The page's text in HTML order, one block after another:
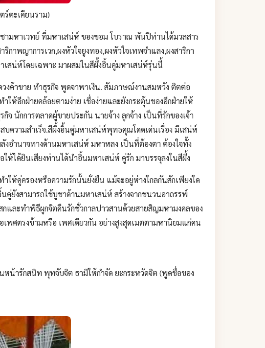
ร์ตะเคียนราม)
ามหาเวทย์ ที่มหาเสน่ห์ ของขอม โบราณ พันปีท่านได้มวลสาร
าพญาการเวก,ผงหัวใจยูงทอง,ผงหัวใจเทพจำแลง,ผงสาริกา
เสน่ห์โดยเฉพาะ มาผสมในสีผึ้งอิ้นคู่มหาเสน่ห์รุ่นนี้
งค้าขาย ทำธุรกิจ พูดจาพาเงิน. สัมภาษณ์งานสมหวัง ติตต่อ
ห้อีกฝ่ายคล้อยตามง่าย เชื่อง่ายและยังกระตุ้นของอีกฝ่ายให้
จ นักการตลาดผู้ขายประกัน นายจ้าง ลูกจ้าง เป็นที่รักของเจ้า
บความสำเร็จ.สีผึ้งอิ้นคู่มหาเสน่ห์พุทธคุณโดดเด่นเรื่อง มีเสน่ห์
อำนาจทางด้านมหาเสน่ห์ มหาหลง เป็นที่ต้องตา ต้องใจทั้ง
ได้ยินเสียงท่านได้นำอิ้นมหาเสน่ห์ คู่รัก มาบรรจุลงในสีผึ้ง
ห้คู่ครองหรือความรักนั้นยั่งยืน แม้จะอยู่ห่างใกลกันสักเพียงใด
ยังสามารถใช้บูชาด้านมหาเสน่ห์ สร้างจากชนวนอาถรรพ์
และทำพิธีผูกจิตคืนรักชั่วกาลปาวสานด้วยสายสิญมหามงคลของ
ศตรงข้ามหรือ เพศเดียวกัน อย่างสูงสุดเมตตามหานิยมแก่คน
หน้ารักสนิท พุทจับจิต ธามิให้กำจัด ยะกระหวัดจิต (พูดชื่อของ